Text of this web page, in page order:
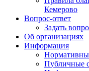
Кемерово
Вопрос-ответ
Задать
Об организациях
Информация
Публичные